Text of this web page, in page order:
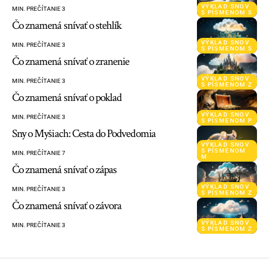
VÝKLAD SNOV
S PÍSMENOM S
MIN. PREČÍTANIE 3
VÝKLAD SNOV
S PÍSMENOM S
Čo znamená snívať o stehlík
MIN. PREČÍTANIE 3
VÝKLAD SNOV
S PÍSMENOM Z
Čo znamená snívať o zranenie
MIN. PREČÍTANIE 3
VÝKLAD SNOV
S PÍSMENOM P
Čo znamená snívať o poklad
MIN. PREČÍTANIE 3
VÝKLAD SNOV
S PÍSMENOM
M
Sny o Myšiach: Cesta do Podvedomia
MIN. PREČÍTANIE 7
VÝKLAD SNOV
S PÍSMENOM Z
Čo znamená snívať o zápas
MIN. PREČÍTANIE 3
VÝKLAD SNOV
S PÍSMENOM Z
Čo znamená snívať o závora
MIN. PREČÍTANIE 3